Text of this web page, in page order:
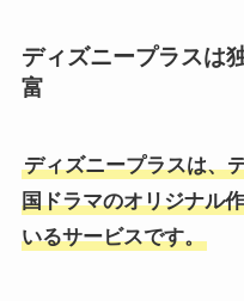
ディズニープラスは
富
ディズニープラスは、
国ドラマのオリジナル
いるサービスです。